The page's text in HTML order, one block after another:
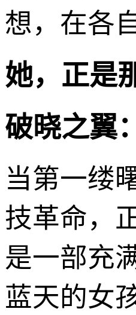
想，在各
她，正是
破晓之翼
当第一缕
技革命，
是一部充
蓝天的女